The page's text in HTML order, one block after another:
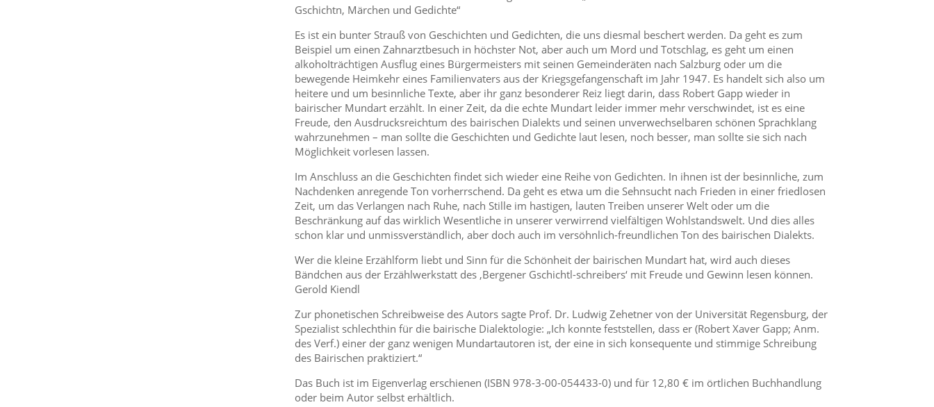
Gschichtn, Märchen und Gedichte“
Es ist ein bunter Strauß von Geschichten und Gedichten, die uns diesmal beschert werden. Da geht es zum
Beispiel um einen Zahnarztbesuch in höchster Not, aber auch um Mord und Totschlag, es geht um einen
alkohoIträchtigen Ausflug eines Bürgermeisters mit seinen Gemeinderäten nach Salzburg oder um die
bewegende Heimkehr eines Familienvaters aus der Kriegsgefangenschaft im Jahr 1947. Es handelt sich also um
heitere und um besinnliche Texte, aber ihr ganz besonderer Reiz liegt darin, dass Robert Gapp wieder in
bairischer Mundart erzählt. In einer Zeit, da die echte Mundart leider immer mehr verschwindet, ist es eine
Freude, den Ausdrucksreichtum des bairischen Dialekts und seinen unverwechselbaren schönen Sprachklang
wahrzunehmen – man sollte die Geschichten und Gedichte laut lesen, noch besser, man sollte sie sich nach
Möglichkeit vorlesen lassen.
Im Anschluss an die Geschichten findet sich wieder eine Reihe von Gedichten. In ihnen ist der besinnliche, zum
Nachdenken anregende Ton vorherrschend. Da geht es etwa um die Sehnsucht nach Frieden in einer friedlosen
Zeit, um das Verlangen nach Ruhe, nach Stille im hastigen, lauten Treiben unserer Welt oder um die
Beschränkung auf das wirklich Wesentliche in unserer verwirrend vielfältigen Wohlstandswelt. Und dies alles
schon klar und unmissverständlich, aber doch auch im versöhnlich-freundlichen Ton des bairischen Dialekts.
Wer die kleine Erzählform liebt und Sinn für die Schönheit der bairischen Mundart hat, wird auch dieses
Bändchen aus der Erzählwerkstatt des ‚Bergener Gschichtl-schreibers‘ mit Freude und Gewinn lesen können.
Gerold Kiendl
Zur phonetischen Schreibweise des Autors sagte Prof. Dr. Ludwig Zehetner von der Universität Regensburg, der
Spezialist schlechthin für die bairische Dialektologie: „Ich konnte feststellen, dass er (Robert Xaver Gapp; Anm.
des Verf.) einer der ganz wenigen Mundartautoren ist, der eine in sich konsequente und stimmige Schreibung
des Bairischen praktiziert.“
Das Buch ist im Eigenverlag erschienen (ISBN 978-3-00-054433-0) und für 12,80 € im örtlichen Buchhandlung
oder beim Autor selbst erhältlich.